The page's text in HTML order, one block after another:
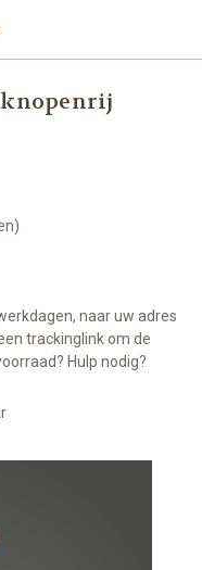
naar uw adres
trackinglink om de
Hulp nodig?